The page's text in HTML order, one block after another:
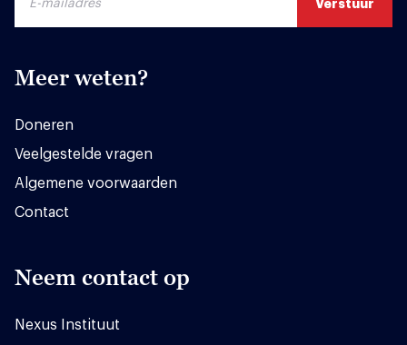
Meer weten?
Doneren
Veelgestelde vragen
Algemene voorwaarden
Contact
Neem contact op
Nexus Instituut